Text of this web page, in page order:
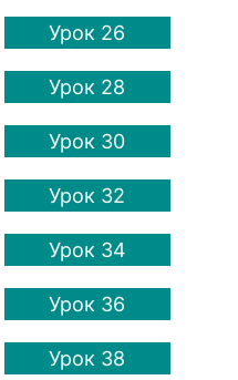
Урок 26
Урок 28
Урок 30
Урок 32
Урок 34
Урок 36
Урок 38